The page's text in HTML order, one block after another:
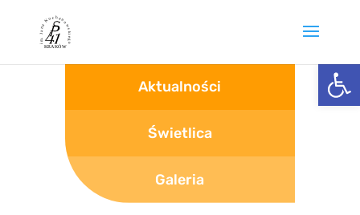
Aktualności
Świetlica
Galeria